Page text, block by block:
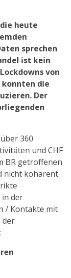
die heute
sprechen
ist kein
von
die
Der
360
und CHF
BR getroffenen
nicht kohärent.
in der
/ Kontakte mit
der